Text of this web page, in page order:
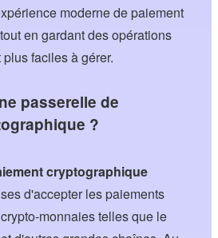
moderne de paiement
en gardant des opérations
faciles à gérer.
passerelle de
?
cryptographique
d'accepter les paiements
monnaies telles que le